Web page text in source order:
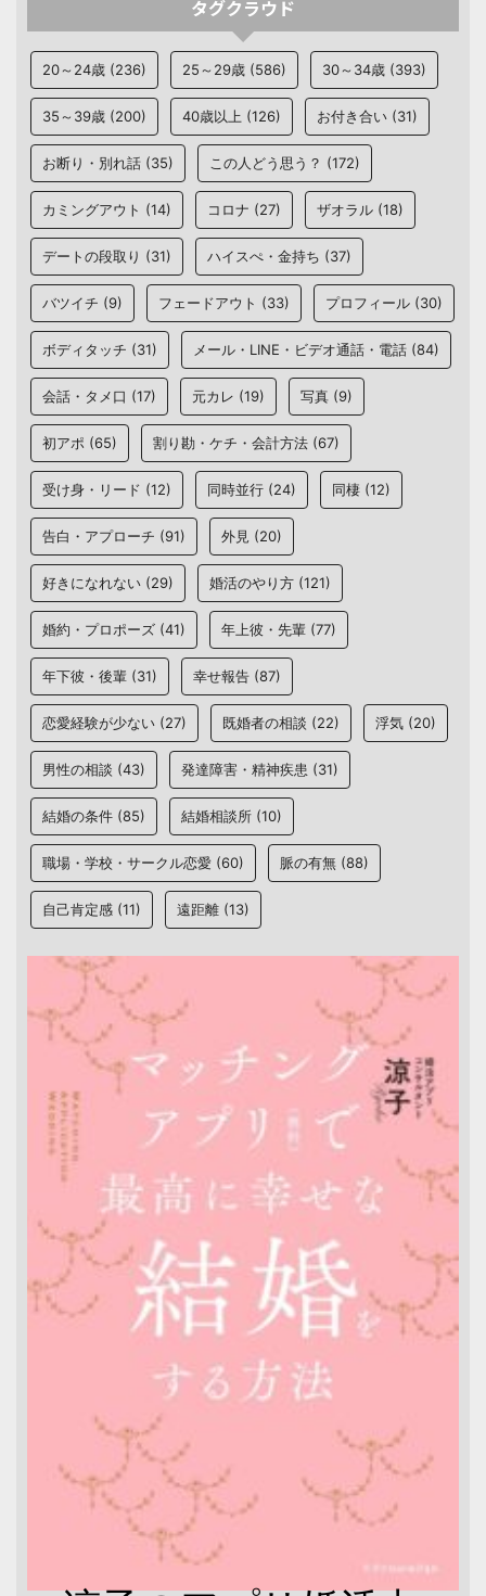
タグクラウド
20～24歳 (236) 25～29歳 (586) 30～34歳 (393)
35～39歳 (200) 40歳以上 (126) お付き合い (31)
お断り・別れ話 (35) この人どう思う？ (172)
カミングアウト (14) コロナ (27) ザオラル (18)
デートの段取り (31) ハイスぺ・金持ち (37)
バツイチ (9) フェードアウト (33) プロフィール (30)
ボディタッチ (31) メール・LINE・ビデオ通話・電話 (84)
会話・タメ口 (17) 元カレ (19) 写真 (9)
初アポ (65) 割り勘・ケチ・会計方法 (67)
受け身・リード (12) 同時並行 (24) 同棲 (12)
告白・アプローチ (91) 外見 (20)
好きになれない (29) 婚活のやり方 (121)
婚約・プロポーズ (41) 年上彼・先輩 (77)
年下彼・後輩 (31) 幸せ報告 (87)
恋愛経験が少ない (27) 既婚者の相談 (22) 浮気 (20)
男性の相談 (43) 発達障害・精神疾患 (31)
結婚の条件 (85) 結婚相談所 (10)
職場・学校・サークル恋愛 (60) 脈の有無 (88)
自己肯定感 (11) 遠距離 (13)